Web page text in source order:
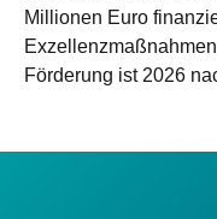
Millionen Euro
Förderung ist 2026